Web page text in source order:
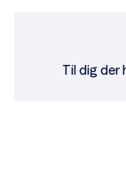
Til dig